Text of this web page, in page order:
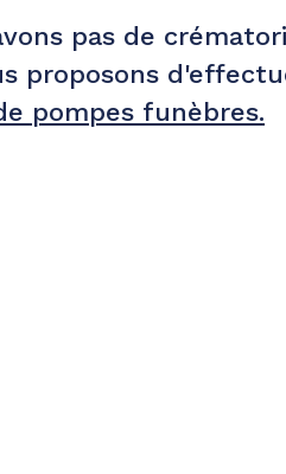
pas de
proposons
pompes funèbres.